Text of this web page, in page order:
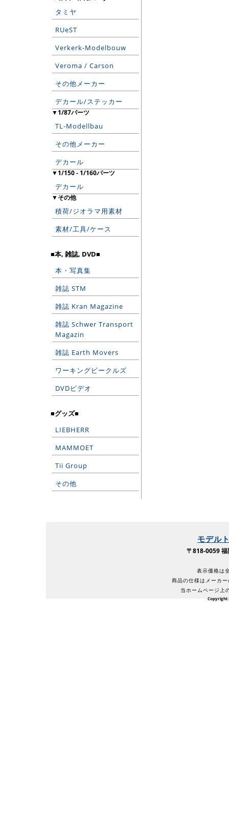
タミヤ
RUeST
Verkerk-Modelbouw
Veroma / Carson
その他メーカー
デカール/ステッカー
▼1/87パーツ
TL-Modellbau
その他メーカー
デカール
▼1/150 - 1/160パーツ
デカール
▼その他
積荷/ジオラマ用素材
素材/工具/ケース
■本, 雑誌, DVD■
本・写真集
雑誌 STM
雑誌 Kran Magazine
雑誌 Schwer Transport
Magazin
雑誌 Earth Movers
ワーキングビークルズ
DVDビデオ
■グッズ■
LIEBHERR
MAMMOET
Tii Group
その他
モデル
〒818-0059
表示価格は
商品の仕様はメーカ
当ホームページ上
Copyright